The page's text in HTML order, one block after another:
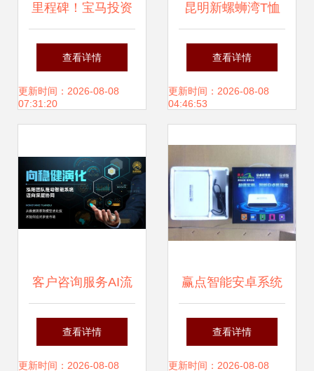
里程碑！宝马投资
超1亿元的慕尼黑
3D打印工厂启动
查看详情
更新时间：2026-08-08
07:31:20
昆明新螺蛳湾T恤
衫定制 打造品牌形
象的优质沃土
查看详情
更新时间：2026-08-08
04:46:53
客户咨询服务AI流
量赋能 重塑智能体
验新标杆，展现腾
查看详情
更新时间：2026-08-08
赢点智能安卓系统
高清网络播放器 创
新技术与服务集
查看详情
更新时间：2026-08-08